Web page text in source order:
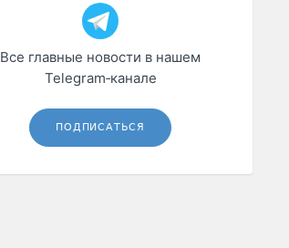
Все главные новости в нашем
Telegram‑канале
ПОДПИСАТЬСЯ